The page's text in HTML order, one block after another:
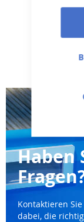
Haben
Kontaktieren
dabei, die